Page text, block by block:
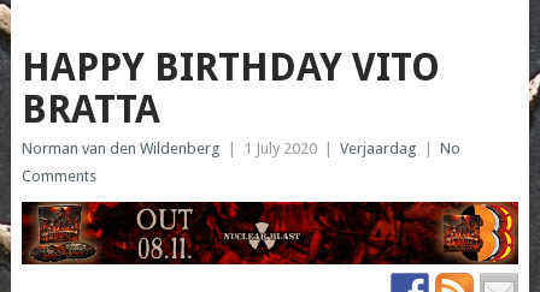
HAPPY BIRTHDAY VITO
BRATTA
Norman van den Wildenberg 1 July 2020 Verjaardag
No
Comments